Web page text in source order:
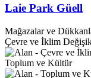
Laie Park Güell
Mağazalar ve
Çevre ve İklim
Toplum ve Kültür